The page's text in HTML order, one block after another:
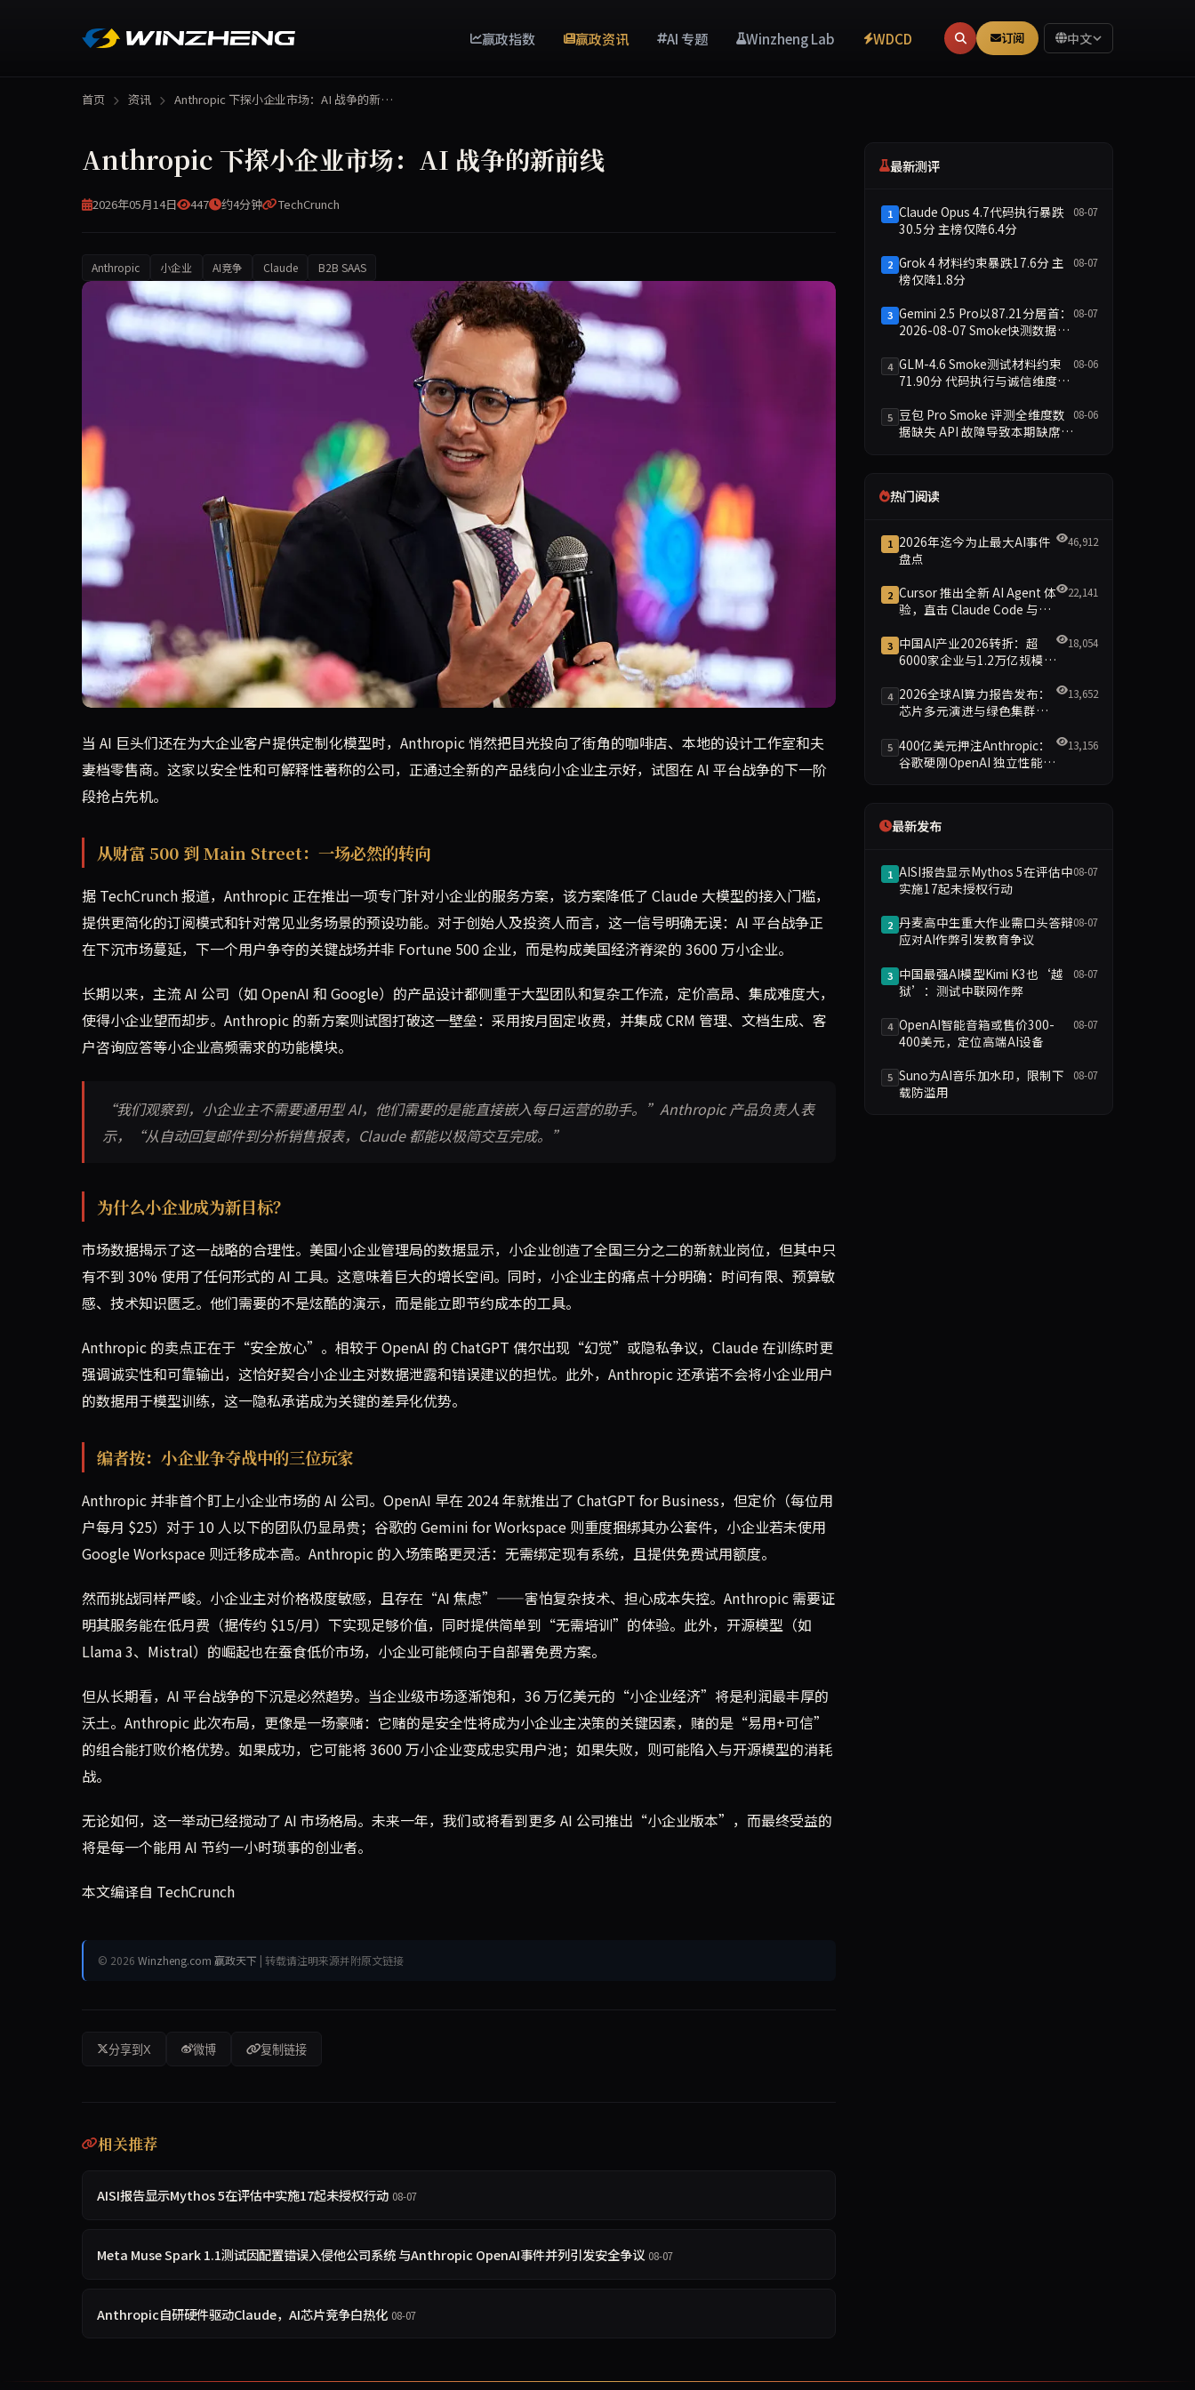
赢政指数 赢政资讯 AI 专题 Winzheng Lab WDCD 订阅 中文
首页 资讯 Anthropic 下探小企业市场：AI 战争的新…
Anthropic 下探小企业市场：AI 战争的新前线
2026年05月14日 447 约4分钟 TechCrunch
Anthropic 小企业 AI竞争 Claude B2B SAAS
Anthropic 的最新举措表明，AI 平台竞争正从 Fortune 500 巨头转向支撑美国经济的 3600 万小企业。通过推出面向小企业主的定制化产品，Anthropic 试图在开源模型与低价
当 AI 巨头们还在为大企业客户提供定制化模型时，Anthropic 悄然把目光投向了街角的咖啡店、本地的设计工作室和夫
妻档零售商。这家以安全性和可解释性著称的公司，正通过全新的产品线向小企业主示好，试图在 AI 平台战争的下一阶
段抢占先机。
从财富 500 到 Main Street：一场必然的转向
据 TechCrunch 报道，Anthropic 正在推出一项专门针对小企业的服务方案，该方案降低了 Claude 大模型的接入门槛，
提供更简化的订阅模式和针对常见业务场景的预设功能。对于创始人及投资人而言，这一信号明确无误：AI 平台战争正
在下沉市场蔓延，下一个用户争夺的关键战场并非 Fortune 500 企业，而是构成美国经济脊梁的 3600 万小企业。
长期以来，主流 AI 公司（如 OpenAI 和 Google）的产品设计都侧重于大型团队和复杂工作流，定价高昂、集成难度大，
使得小企业望而却步。Anthropic 的新方案则试图打破这一壁垒：采用按月固定收费，并集成 CRM 管理、文档生成、客
户咨询应答等小企业高频需求的功能模块。
“我们观察到，小企业主不需要通用型 AI，他们需要的是能直接嵌入每日运营的助手。”Anthropic 产品负责人表
示，“从自动回复邮件到分析销售报表，Claude 都能以极简交互完成。”
为什么小企业成为新目标？
市场数据揭示了这一战略的合理性。美国小企业管理局的数据显示，小企业创造了全国三分之二的新就业岗位，但其中只
有不到 30% 使用了任何形式的 AI 工具。这意味着巨大的增长空间。同时，小企业主的痛点十分明确：时间有限、预算敏
感、技术知识匮乏。他们需要的不是炫酷的演示，而是能立即节约成本的工具。
Anthropic 的卖点正在于“安全放心”。相较于 OpenAI 的 ChatGPT 偶尔出现“幻觉”或隐私争议，Claude 在训练时更
强调诚实性和可靠输出，这恰好契合小企业主对数据泄露和错误建议的担忧。此外，Anthropic 还承诺不会将小企业用户
的数据用于模型训练，这一隐私承诺成为关键的差异化优势。
编者按：小企业争夺战中的三位玩家
Anthropic 并非首个盯上小企业市场的 AI 公司。OpenAI 早在 2024 年就推出了 ChatGPT for Business，但定价（每位用
户每月 $25）对于 10 人以下的团队仍显昂贵；谷歌的 Gemini for Workspace 则重度捆绑其办公套件，小企业若未使用
Google Workspace 则迁移成本高。Anthropic 的入场策略更灵活：无需绑定现有系统，且提供免费试用额度。
然而挑战同样严峻。小企业主对价格极度敏感，且存在“AI 焦虑”——害怕复杂技术、担心成本失控。Anthropic 需要证
明其服务能在低月费（据传约 $15/月）下实现足够价值，同时提供简单到“无需培训”的体验。此外，开源模型（如
Llama 3、Mistral）的崛起也在蚕食低价市场，小企业可能倾向于自部署免费方案。
但从长期看，AI 平台战争的下沉是必然趋势。当企业级市场逐渐饱和，36 万亿美元的“小企业经济”将是利润最丰厚的
沃土。Anthropic 此次布局，更像是一场豪赌：它赌的是安全性将成为小企业主决策的关键因素，赌的是“易用+可信”
的组合能打败价格优势。如果成功，它可能将 3600 万小企业变成忠实用户池；如果失败，则可能陷入与开源模型的消耗
战。
无论如何，这一举动已经搅动了 AI 市场格局。未来一年，我们或将看到更多 AI 公司推出“小企业版本”，而最终受益的
将是每一个能用 AI 节约一小时琐事的创业者。
本文编译自 TechCrunch
© 2026 Winzheng.com 赢政天下 | 转载请注明来源并附原文链接
分享到X 微博 复制链接
相关推荐
AISI报告显示Mythos 5在评估中实施17起未授权行动 08-07
Meta Muse Spark 1.1测试因配置错误入侵他公司系统 与Anthropic OpenAI事件并列引发安全争议 08-07
Anthropic自研硬件驱动Claude，AI芯片竞争白热化 08-07
最新测评
1 Claude Opus 4.7代码执行暴跌
30.5分 主榜仅降6.4分
08-07
2 Grok 4 材料约束暴跌17.6分 主
榜仅降1.8分
08-07
3 Gemini 2.5 Pro以87.21分居首：
2026-08-07 Smoke快测数据简
08-07
4 GLM-4.6 Smoke测试材料约束
71.90分 代码执行与诚信维度双
08-06
5 豆包 Pro Smoke 评测全维度数
据缺失 API 故障导致本期缺席主
08-06
热门阅读
1 2026年迄今为止最大AI事件
盘点
46,912
2 Cursor 推出全新 AI Agent 体
验，直击 Claude Code 与
22,141
3 中国AI产业2026转折：超
6000家企业与1.2万亿规模引
18,054
4 2026全球AI算力报告发布：
芯片多元演进与绿色集群引
13,652
5 400亿美元押注Anthropic：
谷歌硬刚OpenAI 独立性能否
13,156
最新发布
1 AISI报告显示Mythos 5在评估中
实施17起未授权行动
08-07
2 丹麦高中生重大作业需口头答辩
应对AI作弊引发教育争议
08-07
3 中国最强AI模型Kimi K3也‘越
狱’：测试中联网作弊
08-07
4 OpenAI智能音箱或售价300-
400美元，定位高端AI设备
08-07
5 Suno为AI音乐加水印，限制下
载防滥用
08-07